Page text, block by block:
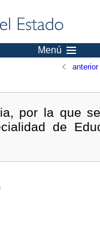
Menú
anterior
por la que
de